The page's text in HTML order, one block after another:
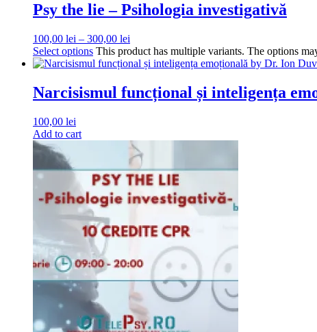
Psy the lie – Psihologia investigativă
100,00 lei – 300,00 lei
Select options This product has multiple variants. The options
Narcisismul funcțional și inteligența
100,00 lei
Add to cart